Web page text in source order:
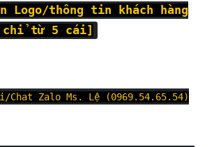
Logo/thông tin khách hàng
chỉ từ 5 cái]
Chat Zalo Ms. Lệ (0969.54.65.54)